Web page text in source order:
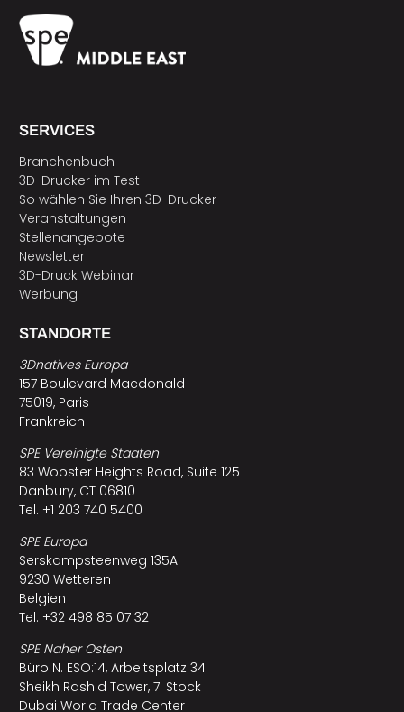
SERVICES
Branchenbuch
3D-Drucker im Test
So wählen Sie Ihren 3D-Drucker
Veranstaltungen
Stellenangebote
Newsletter
3D-Druck Webinar
Werbung
STANDORTE
3Dnatives Europa
157 Boulevard Macdonald
75019, Paris
Frankreich
SPE Vereinigte Staaten
83 Wooster Heights Road, Suite 125
Danbury, CT 06810
Tel. +1 203 740 5400
SPE Europa
Serskampsteenweg 135A
9230 Wetteren
Belgien
Tel. +32 498 85 07 32
SPE Naher Osten
Büro N. ESO:14, Arbeitsplatz 34
Sheikh Rashid Tower, 7. Stock
Dubai World Trade Center